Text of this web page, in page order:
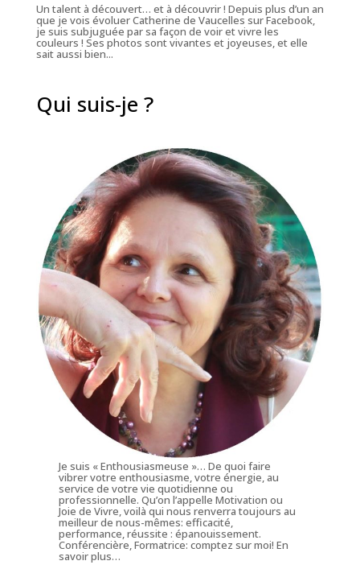
Un talent à découvert… et à découvrir ! Depuis plus d’un an
que je vois évoluer Catherine de Vaucelles sur Facebook,
je suis subjuguée par sa façon de voir et vivre les
couleurs ! Ses photos sont vivantes et joyeuses, et elle
sait aussi bien...
Qui suis-je ?
Je suis « Enthousiasmeuse »… De quoi faire
vibrer votre enthousiasme, votre énergie, au
service de votre vie quotidienne ou
professionnelle. Qu’on l’appelle Motivation ou
Joie de Vivre, voilà qui nous renverra toujours au
meilleur de nous-mêmes: efficacité,
performance, réussite : épanouissement.
Conférencière, Formatrice: comptez sur moi!En
savoir plus…